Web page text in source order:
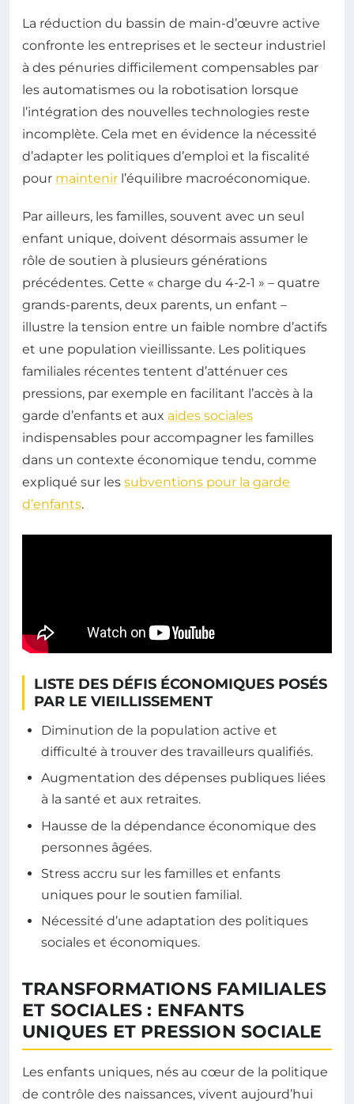
La réduction du bassin de main-d’œuvre active
confronte les entreprises et le secteur industriel
à des pénuries difficilement compensables par
les automatismes ou la robotisation lorsque
l’intégration des nouvelles technologies reste
incomplète. Cela met en évidence la nécessité
d’adapter les politiques d’emploi et la fiscalité
pour maintenir l’équilibre macroéconomique.
Par ailleurs, les familles, souvent avec un seul
enfant unique, doivent désormais assumer le
rôle de soutien à plusieurs générations
précédentes. Cette « charge du 4-2-1 » – quatre
grands-parents, deux parents, un enfant –
illustre la tension entre un faible nombre d’actifs
et une population vieillissante. Les politiques
familiales récentes tentent d’atténuer ces
pressions, par exemple en facilitant l’accès à la
garde d’enfants et aux aides sociales
indispensables pour accompagner les familles
dans un contexte économique tendu, comme
expliqué sur les subventions pour la garde
d’enfants.
LISTE DES DÉFIS ÉCONOMIQUES POSÉS
PAR LE VIEILLISSEMENT
Diminution de la population active et
difficulté à trouver des travailleurs qualifiés.
Augmentation des dépenses publiques liées
à la santé et aux retraites.
Hausse de la dépendance économique des
personnes âgées.
Stress accru sur les familles et enfants
uniques pour le soutien familial.
Nécessité d’une adaptation des politiques
sociales et économiques.
TRANSFORMATIONS FAMILIALES
ET SOCIALES : ENFANTS
UNIQUES ET PRESSION SOCIALE
Les enfants uniques, nés au cœur de la politique
de contrôle des naissances, vivent aujourd’hui